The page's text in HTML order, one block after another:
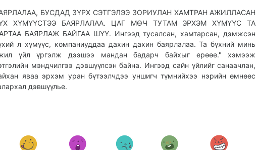
БУСДАД ЗҮРХ СЭТГЭЛЭЭ ЗОРИУЛАН ХАМТРАН АЖИЛЛАСАН
ХҮМҮҮСТЭЭ БАЯРЛАЛАА. ЦАГ МӨЧ ТУТАМ ЭРХЭМ ХҮМҮҮС ТА
БАЯРЛАЖ БАЙГАА ШҮҮ. Ингээд тусалсан, хамтарсан, дэмжсэн
л хүмүүс, компаниуддаа дахин дахин баярлалаа. Та бүхний минь
үйл үргэлж дээшээ мандан бадарч байхыг ерөөе." хэмээж
мэндчилгээ дэвшүүлсэн байна. Ингээд сайн үйлийг санаачлан,
яваа эрхэм уран бүтээлчдээ уншигч түмнийхээ нэрийн өмнөөс
дэвшүүлье.